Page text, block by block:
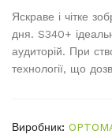
Яскраве і чітке
дня. S340+
аудиторій. При
технології, що
Виробник: